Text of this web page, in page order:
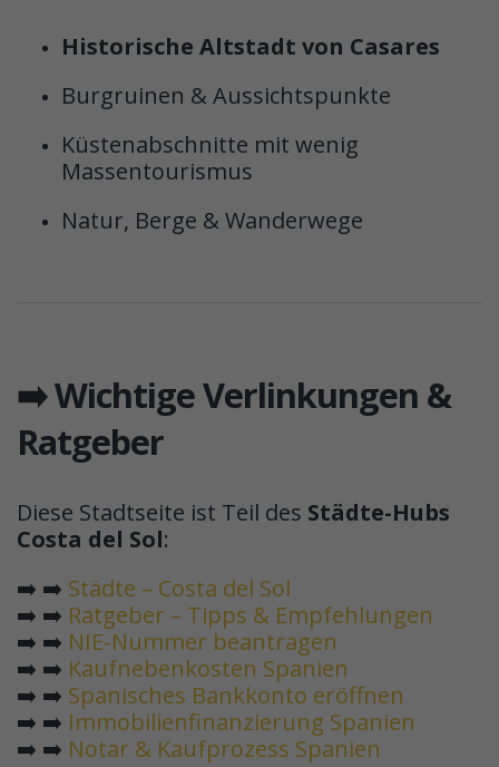
Historische Altstadt von Casares
Burgruinen & Aussichtspunkte
Küstenabschnitte mit wenig
Massentourismus
Natur, Berge & Wanderwege
➡️ Wichtige Verlinkungen &
Ratgeber
Diese Stadtseite ist Teil des Städte-Hubs
Costa del Sol:
➡️ ➡️ Städte – Costa del Sol
➡️ ➡️ Ratgeber – Tipps & Empfehlungen
➡️ ➡️ NIE-Nummer beantragen
➡️ ➡️ Kaufnebenkosten Spanien
➡️ ➡️ Spanisches Bankkonto eröffnen
➡️ ➡️ Immobilienfinanzierung Spanien
➡️ ➡️ Notar & Kaufprozess Spanien